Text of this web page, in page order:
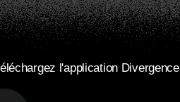
l'application Divergence